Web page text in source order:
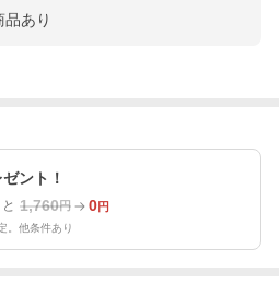
あり
ント！
1,760円 0円
。他条件あり